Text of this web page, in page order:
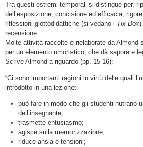
Tra questi estremi temporali si distingue per,
dell’esposizione, concisione ed efficacia,
riflessioni glottodidattiche (si vedano i Tix Box)
recensione.
Molte attività raccolte e rielaborate da Almond
per un elemento umoristico, che dà sapore e
Scrive Almond a riguardo (pp. 15-16):
“Ci sono importanti ragioni in virtù delle quali
introdotto in una lezione:
può fare in modo che gli studenti nutrano
dell’insegnante;
trasmette entusiasmo;
agisce sulla memorizzazione;
riduce ansia e tensioni;